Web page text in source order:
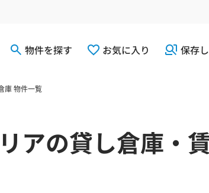
物件を探す お気に入り 保存
庫 物件一覧
アの貸し倉庫・